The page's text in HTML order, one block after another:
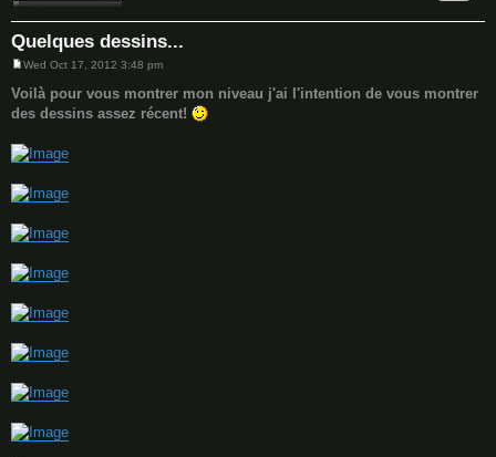
Quelques dessins...
s
t
Wed Oct 17, 2012 3:48 pm
Voilà pour vous montrer mon niveau j'ai l'intention de vous montrer
des dessins assez récent!